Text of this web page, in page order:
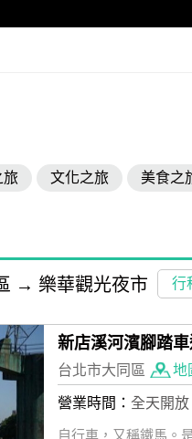
旅 文化之旅 美食之
→ 樂華觀光夜市 行
新店溪河濱腳踏
台北市大同區 地
營業時間： 全天開放
自行車，又稱鐵馬。